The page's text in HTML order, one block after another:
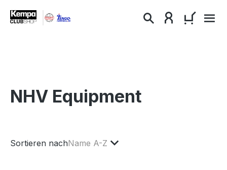
springen
NHV Equipment
Sortieren nachName A-Z